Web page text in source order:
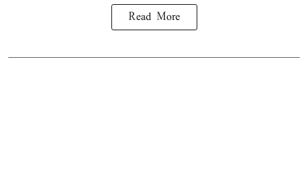
Read More